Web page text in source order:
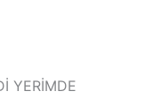
YERİMDE